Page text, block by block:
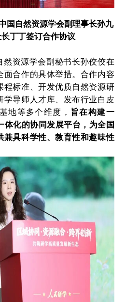
学会副理事长孙九
丁丁签订合作协议
然资源学会副秘书长孙佼佼在
面合作的具体举措。合作内容
程标准、开发优质自然资源研
学导师人才库、发布行业白皮
地等多个维度， 旨在构建一
体化的协同发展平台，为全国
兼具科学性、教育性和趣味性